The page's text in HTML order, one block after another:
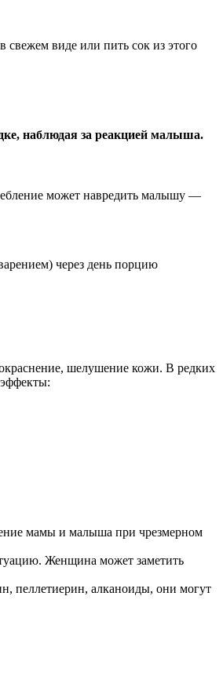
свежем виде или пить сок из этого
наблюдая за реакцией малыша.
может навредить малышу —
через день порцию
шелушение кожи. В редких
мамы и малыша при чрезмерном
Женщина может заметить
пеллетиерин, алканоиды, они могут